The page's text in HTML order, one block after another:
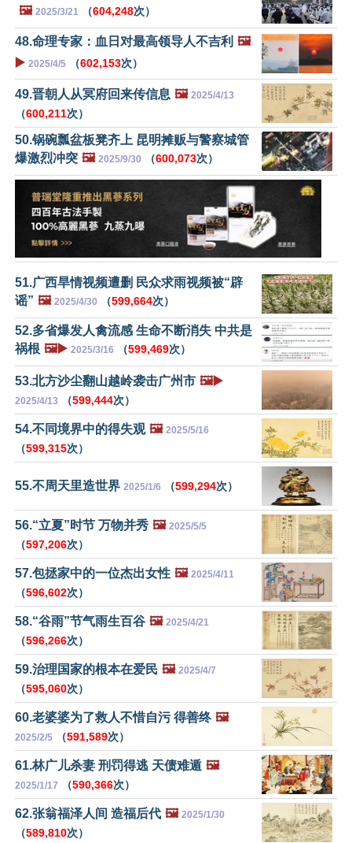
🖼️ 2025/3/21 （604,248次）
48.命理专家：血日对最高领导人不吉利 🖼️
▶️ 2025/4/5 （602,153次）
49.晋朝人从冥府回来传信息 🖼️ 2025/4/13
（600,211次）
50.锅碗瓢盆板凳齐上 昆明摊贩与警察城管
爆激烈冲突 🖼️ 2025/9/30 （600,073次）
51.广西旱情视频遭删 民众求雨视频被“辟
谣” 🖼️ 2025/4/30 （599,664次）
52.多省爆发人禽流感 生命不断消失 中共是
祸根 🖼️▶️ 2025/3/16 （599,469次）
53.北方沙尘翻山越岭袭击广州市 🖼️▶️
2025/4/13 （599,444次）
54.不同境界中的得失观 🖼️ 2025/5/16
（599,315次）
55.不周天里造世界 2025/1/6 （599,294次）
56.“立夏”时节 万物并秀 🖼️ 2025/5/5
（597,206次）
57.包拯家中的一位杰出女性 🖼️ 2025/4/11
（596,602次）
58.“谷雨”节气雨生百谷 🖼️ 2025/4/21
（596,266次）
59.治理国家的根本在爱民 🖼️ 2025/4/7
（595,060次）
60.老婆婆为了救人不惜自污 得善终 🖼️
2025/2/5 （591,589次）
61.林广儿杀妻 刑罚得逃 天债难遁 🖼️
2025/1/17 （590,366次）
62.张翁福泽人间 造福后代 🖼️ 2025/1/30
（589,810次）